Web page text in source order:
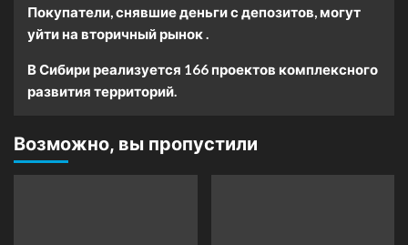
Покупатели, снявшие деньги с депозитов, могут
уйти на вторичный рынок .
В Сибири реализуется 166 проектов комплексного
развития территорий.
Возможно, вы пропустили